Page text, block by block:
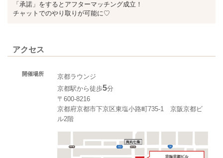
「承諾」をするとアフターマッチング成立！
チャットでのやり取りが可能に♡
アクセス
開催場所
京都ラウンジ
京都駅から徒歩5分
〒600-8216
京都府京都市下京区東塩小路町735-1 京阪京都ビ
ル2階